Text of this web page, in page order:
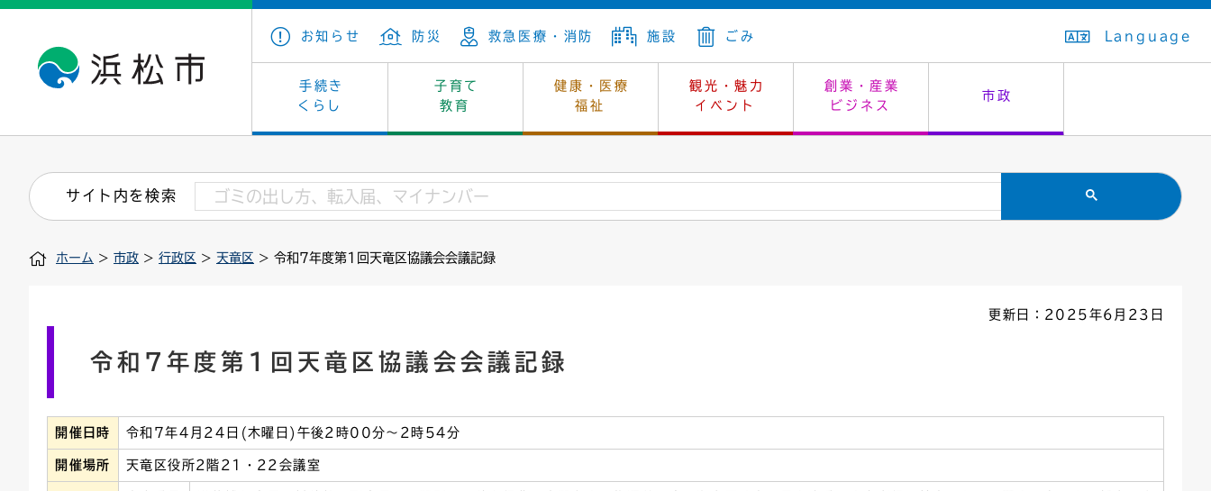
お知らせ 防災 救急医療・消防 施設 ごみ Language
手続き
くらし
子育て
教育
健康・医療
福祉
観光・魅力
イベント
創業・産業
ビジネス
市政
戸籍・住民の手続き 保険・年金 上下水道 生活排水
住まい・建築 墓地・斎場 消費生活 市民安全
税金 法人税
連絡ごみ
子育て・青少年・若者 教育 生涯学習 教育委員会
看護専門学校 学級閉鎖 幼稚園一覧 入学式・卒業式
小学校一覧 中学校一覧
健康・医療 福祉 休日当番医 救急・夜間診療
介護保険 保健所 感染症
文化・芸術 文化財 レジャー・スポーツ 施設予約（まつぼっくり）
浜松・浜名湖だいすきネット はじめよう、ハマライフ はたちの集い
産業振興 カーボンニュートラル 土地 指定管理者制度
発注情報(入札・契約) 福祉・介護 環境対策 公共事業の技術監理
募集 雇用・就労
市の概要 庁舎案内 市長の部屋 議会
外郭団体 統計 選挙 オープンデータ
職員採用 市有財産
ユニバーサルデザイン
サイト内を検索
ホーム > 市政 > 行政区 > 天竜区 > 令和7年度第1回天竜区協議会会議記録
更新日：2025年6月23日
令和7年度第1回天竜区協議会会議記録
開催日時 令和7年4月24日(木曜日)午後2時00分～2時54分
開催場所 天竜区役所2階21・22会議室